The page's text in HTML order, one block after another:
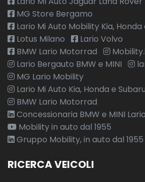
MG Store Bergamo
Lario Mi Auto Mobility Kia, Honda
Lotus Milano
Lario Volvo
BMW Lario Motorrad
Lario Bergauto BMW e MINI
MG Lario Mobility
Lario Mi Auto Kia, Honda e Subaru
BMW Lario Motorrad
Concessionaria BMW e MINI
Mobility in auto dal 1955
Gruppo Mobility, in auto dal 1955
RICERCA VEICOLI